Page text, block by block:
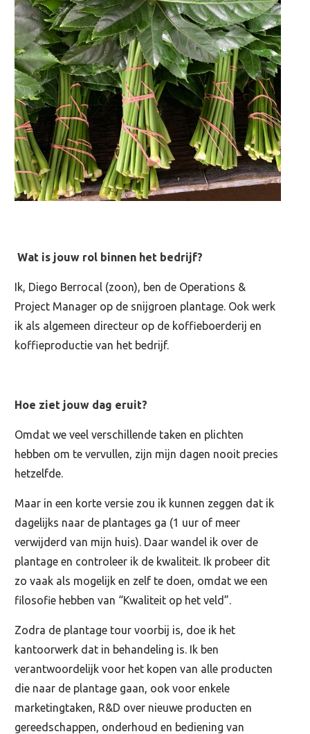
Wat is jouw rol binnen het bedrijf?
Ik, Diego Berrocal (zoon), ben de Operations &
Project Manager op de snijgroen plantage. Ook werk
ik als algemeen directeur op de koffieboerderij en
koffieproductie van het bedrijf.
Hoe ziet jouw dag eruit?
Omdat we veel verschillende taken en plichten
hebben om te vervullen, zijn mijn dagen nooit precies
hetzelfde.
Maar in een korte versie zou ik kunnen zeggen dat ik
dagelijks naar de plantages ga (1 uur of meer
verwijderd van mijn huis). Daar wandel ik over de
plantage en controleer ik de kwaliteit. Ik probeer dit
zo vaak als mogelijk en zelf te doen, omdat we een
filosofie hebben van “Kwaliteit op het veld”.
Zodra de plantage tour voorbij is, doe ik het
kantoorwerk dat in behandeling is. Ik ben
verantwoordelijk voor het kopen van alle producten
die naar de plantage gaan, ook voor enkele
marketingtaken, R&D over nieuwe producten en
gereedschappen, onderhoud en bediening van